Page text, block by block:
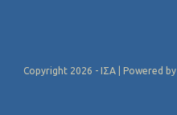
Copyright 2026 - ΙΣΑ | Powered by